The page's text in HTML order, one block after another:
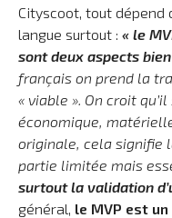
Cityscoot, tout dépend
langue surtout : « le
sont deux aspects
français on prend la
« viable ». On croit
économique,
originale, cela signifie
partie limitée mais
surtout la validation
général, le MVP est